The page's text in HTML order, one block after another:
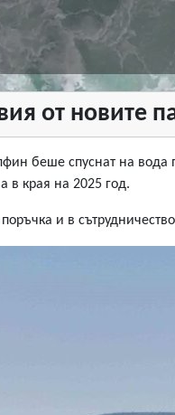
от новите
беше спуснат на
в края на 2025 год.
и в сътрудничество